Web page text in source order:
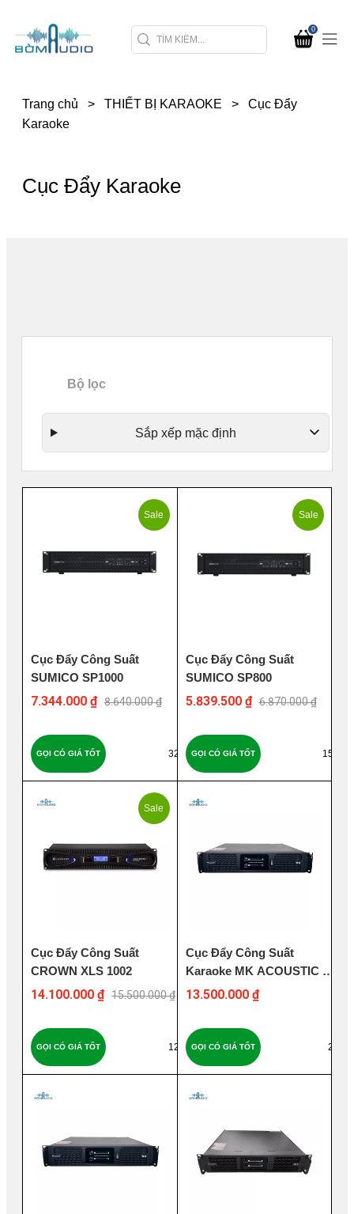
0
Trang chủ > THIẾT BỊ KARAOKE >
Cục Đẩy
Karaoke
Cục Đẩy Karaoke
Sắp xếp mặc định
Bộ lọc
Sale
Cục Đẩy Công Suất
SUMICO SP1000
7.344.000 ₫ 8.640.000 ₫
GỌI CÓ GIÁ TỐT 326
Sale
Cục Đẩy Công Suất
SUMICO SP800
5.839.500 ₫ 6.870.000 ₫
GỌI CÓ GIÁ TỐT 153
Sale
Cục Đẩy Công Suất
CROWN XLS 1002
14.100.000 ₫ 15.500.000 ₫
GỌI CÓ GIÁ TỐT 123
Cục Đẩy Công Suất
Karaoke MK ACOUSTIC LX
600
13.500.000 ₫
GỌI CÓ GIÁ TỐT 26